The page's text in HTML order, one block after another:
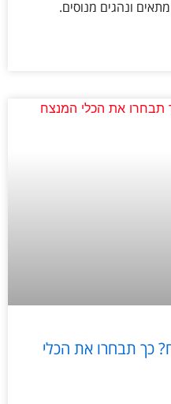
ונהגים מנוסים.
כך תבחרו את הכלי